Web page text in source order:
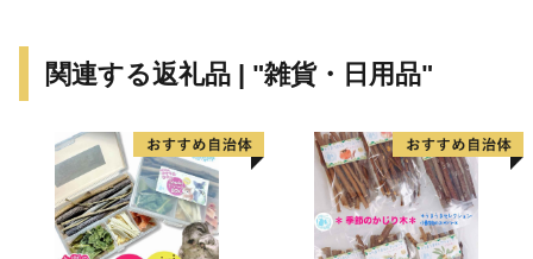
関連する返礼品 | "雑貨・日用品"